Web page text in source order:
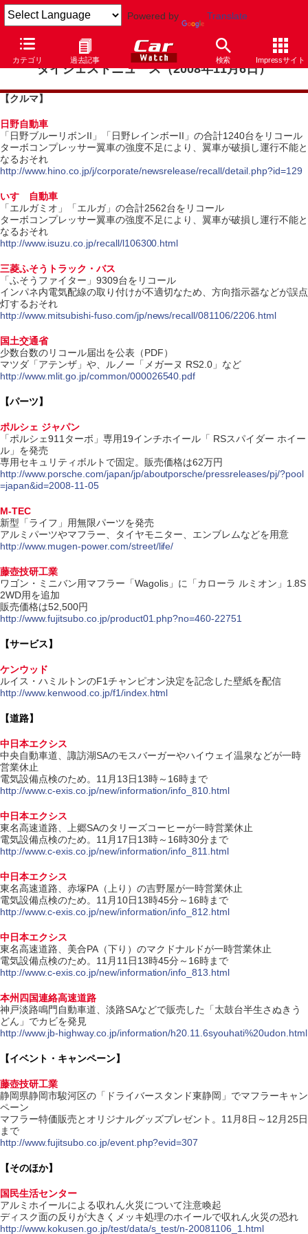
Powered by Translate
カテゴリ 過去記事 検索 Impressサイト
ダイジェストニュース（2008年11月6日）
【クルマ】
日野自動車
「日野ブルーリボンII」「日野レインボーII」の合計1240台をリコール
ターボコンプレッサー翼車の強度不足により、翼車が破損し運行不能と
なるおそれ
http://www.hino.co.jp/j/corporate/newsrelease/recall/detail.php?id=129
いすゞ自動車
「エルガミオ」「エルガ」の合計2562台をリコール
ターボコンプレッサー翼車の強度不足により、翼車が破損し運行不能と
なるおそれ
http://www.isuzu.co.jp/recall/l106300.html
三菱ふそうトラック・バス
「ふそうファイター」9309台をリコール
インパネ内電気配線の取り付けが不適切なため、方向指示器などが誤点
灯するおそれ
http://www.mitsubishi-fuso.com/jp/news/recall/081106/2206.html
国土交通省
少数台数のリコール届出を公表（PDF）
マツダ「アテンザ」や、ルノー「メガーヌ RS2.0」など
http://www.mlit.go.jp/common/000026540.pdf
【パーツ】
ポルシェ ジャパン
「ポルシェ911ターボ」専用19インチホイール「 RSスパイダー ホイー
ル」を発売
専用セキュリティボルトで固定。販売価格は62万円
http://www.porsche.com/japan/jp/aboutporsche/pressreleases/pj/?pool
=japan&id=2008-11-05
M-TEC
新型「ライフ」用無限パーツを発売
アルミパーツやマフラー、タイヤモニター、エンブレムなどを用意
http://www.mugen-power.com/street/life/
藤壺技研工業
ワゴン・ミニバン用マフラー「Wagolis」に「カローラ ルミオン」1.8S
2WD用を追加
販売価格は52,500円
http://www.fujitsubo.co.jp/product01.php?no=460-22751
【サービス】
ケンウッド
ルイス・ハミルトンのF1チャンピオン決定を記念した壁紙を配信
http://www.kenwood.co.jp/f1/index.html
【道路】
中日本エクシス
中央自動車道、諏訪湖SAのモスバーガーやハイウェイ温泉などが一時
営業休止
電気設備点検のため。11月13日13時～16時まで
http://www.c-exis.co.jp/new/information/info_810.html
中日本エクシス
東名高速道路、上郷SAのタリーズコーヒーが一時営業休止
電気設備点検のため。11月17日13時～16時30分まで
http://www.c-exis.co.jp/new/information/info_811.html
中日本エクシス
東名高速道路、赤塚PA（上り）の吉野屋が一時営業休止
電気設備点検のため。11月10日13時45分～16時まで
http://www.c-exis.co.jp/new/information/info_812.html
中日本エクシス
東名高速道路、美合PA（下り）のマクドナルドが一時営業休止
電気設備点検のため。11月11日13時45分～16時まで
http://www.c-exis.co.jp/new/information/info_813.html
本州四国連絡高速道路
神戸淡路鳴門自動車道、淡路SAなどで販売した「太鼓台半生さぬきう
どん」でカビを発見
http://www.jb-highway.co.jp/information/h20.11.6syouhati%20udon.html
【イベント・キャンペーン】
藤壺技研工業
静岡県静岡市駿河区の「ドライバースタンド東静岡」でマフラーキャン
ペーン
マフラー特価販売とオリジナルグッズプレゼント。11月8日～12月25日
まで
http://www.fujitsubo.co.jp/event.php?evid=307
【そのほか】
国民生活センター
アルミホイールによる収れん火災について注意喚起
ディスク面の反りが大きくメッキ処理のホイールで収れん火災の恐れ
http://www.kokusen.go.jp/test/data/s_test/n-20081106_1.html